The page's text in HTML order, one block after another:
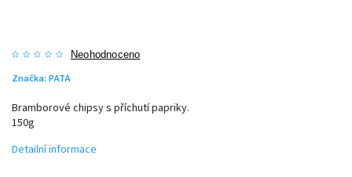
Neohodnoceno
Značka: PATA
Bramborové chipsy s příchutí papriky.
150g
Detailní informace